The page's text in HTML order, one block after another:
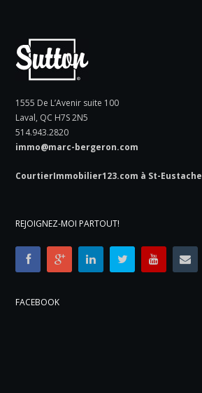
1555 De L’Avenir suite 100
Laval, QC H7S 2N5
514.943.2820
immo@marc-bergeron.com
CourtierImmobilier123.com à St-Eustache
REJOIGNEZ-MOI PARTOUT!
FACEBOOK